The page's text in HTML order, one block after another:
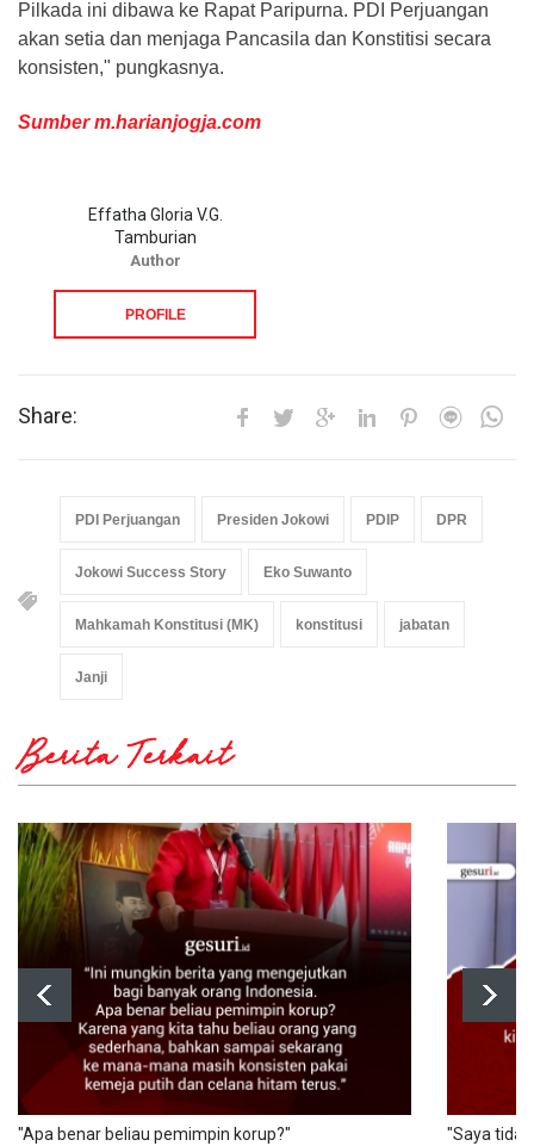
Pilkada ini dibawa ke Rapat Paripurna. PDI Perjuangan
akan setia dan menjaga Pancasila dan Konstitisi secara
konsisten," pungkasnya.
Sumber m.harianjogja.com
Effatha Gloria V.G.
Tamburian
Author
PROFILE
Share:
PDI Perjuangan Presiden Jokowi PDIP DPR
Jokowi Success Story Eko Suwanto
Mahkamah Konstitusi (MK) konstitusi jabatan
Janji
Berita Terkait
"Apa benar beliau pemimpin korup?" "Saya